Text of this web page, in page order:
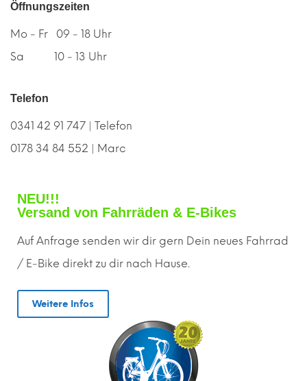
Öffnungszeiten
Mo - Fr 09 - 18 Uhr
Sa 10 - 13 Uhr
Telefon
0341 42 91 747 | Telefon
0178 34 84 552 | Marc
NEU!!!
Versand von Fahrräden & E-Bikes
Auf Anfrage senden wir dir gern Dein neues Fahrrad
/ E-Bike direkt zu dir nach Hause.
Weitere Infos